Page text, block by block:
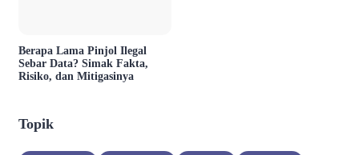
Berapa Lama Pinjol Ilegal
Sebar Data? Simak Fakta,
Risiko, dan Mitigasinya
Topik